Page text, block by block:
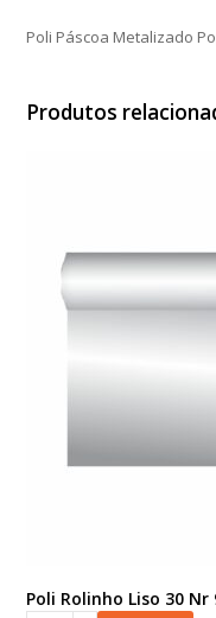
Poli Páscoa Metalizado
Produtos
Poli Rolinho Liso 30